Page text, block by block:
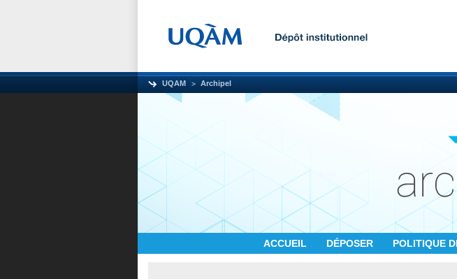
UQAM Archipel
ACCUEIL DÉPOSER POLITIQUE